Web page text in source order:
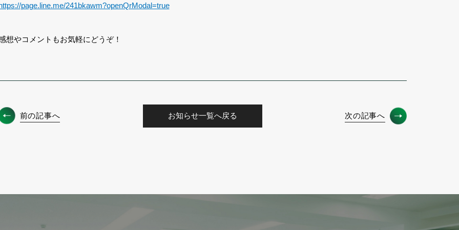
page.line.me/241bkawm?openQrModal=true
想やコメントもお気軽にどうぞ！
前の記事へ お知らせ一覧へ戻る 次の記事へ